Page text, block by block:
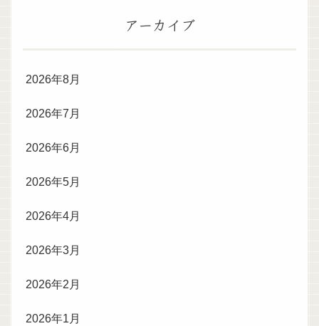
アーカイブ
2026年8月
2026年7月
2026年6月
2026年5月
2026年4月
2026年3月
2026年2月
2026年1月